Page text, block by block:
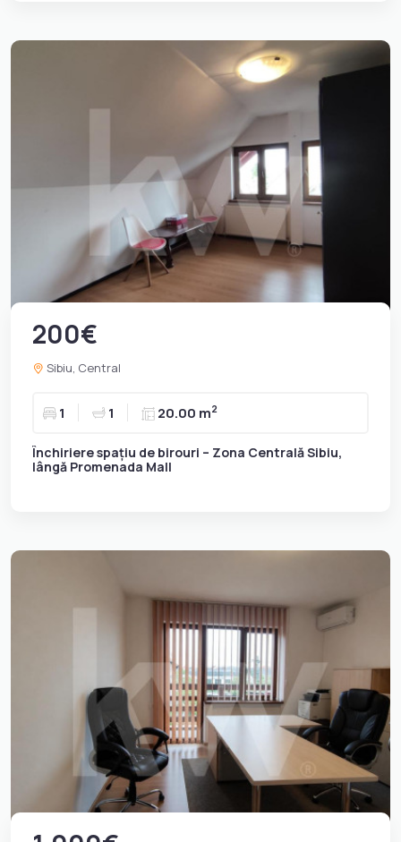
200€
Sibiu, Central
1 1 20.00 m2
Închiriere spațiu de birouri – Zona Centrală Sibiu,
lângă Promenada Mall